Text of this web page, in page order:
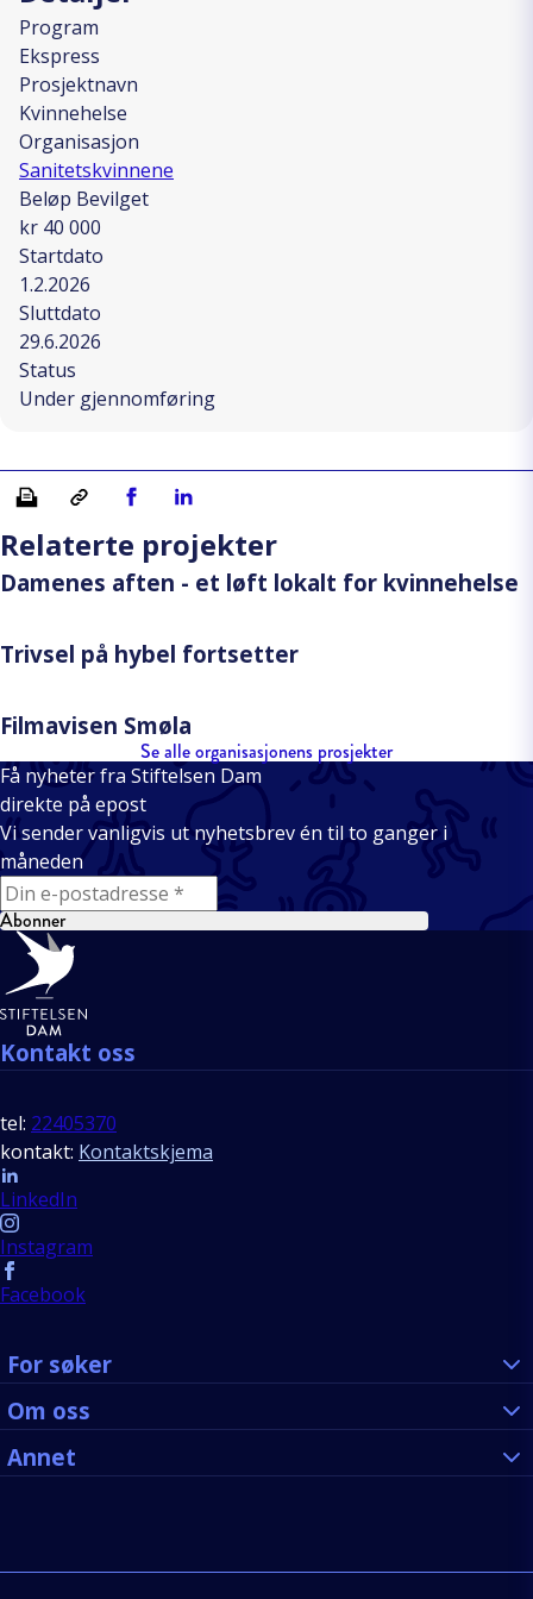
Program
Ekspress
Prosjektnavn
Kvinnehelse
Organisasjon
Sanitetskvinnene
Beløp Bevilget
kr 40 000
Startdato
1.2.2026
Sluttdato
29.6.2026
Status
Under gjennomføring
Skriv ut Kopiera länkDel på Facebook
Del på Linkedin
Relaterte projekter
Damenes aften - et løft lokalt for kvinnehelse
Trivsel på hybel fortsetter
Filmavisen Smøla
Se alle organisasjonens prosjekter
Få nyheter fra Stiftelsen Dam
direkte på epost
Vi sender vanligvis ut nyhetsbrev én til to ganger i
måneden
E-mail
Abonner
Bunntekst
Kontakt oss
tel: 22405370
kontakt: Kontaktskjema
Follow us
LinkedIn
Instagram
Facebook
For søker
Om oss
Annet